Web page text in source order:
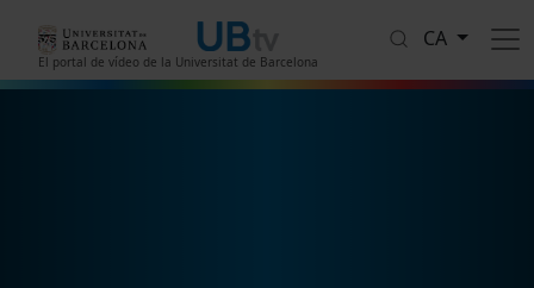
El portal de vídeo de la Universitat de Barcelona
CA